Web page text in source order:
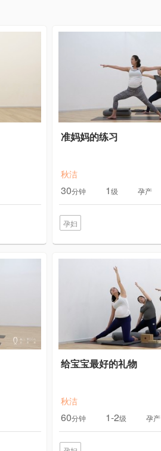
准妈妈的练习
秋洁
30分钟 1级 孕产
孕妇
给宝宝最好的礼物
秋洁
60分钟 1-2级 孕产